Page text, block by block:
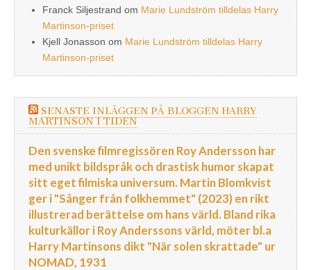
Franck Siljestrand om Marie Lundström tilldelas Harry
Martinson-priset
Kjell Jonasson om Marie Lundström tilldelas Harry
Martinson-priset
SENASTE INLÄGGEN PÅ BLOGGEN HARRY
MARTINSON I TIDEN
Den svenske filmregissören Roy Andersson har
med unikt bildspråk och drastisk humor skapat
sitt eget filmiska universum. Martin Blomkvist
ger i "Sånger från folkhemmet" (2023) en rikt
illustrerad berättelse om hans värld. Bland rika
kulturkällor i Roy Anderssons värld, möter bl.a
Harry Martinsons dikt "När solen skrattade" ur
NOMAD, 1931